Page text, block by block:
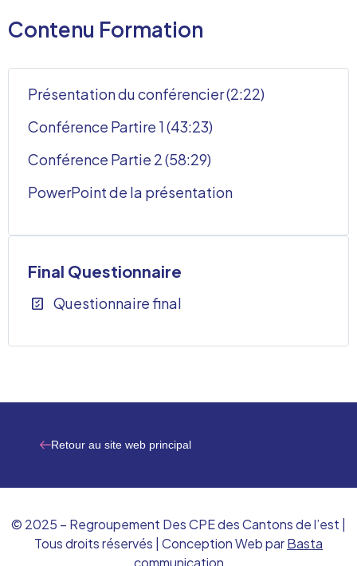
Contenu Formation
Présentation du conférencier (2:22)
Conférence Partire 1 (43:23)
Conférence Partie 2 (58:29)
PowerPoint de la présentation
Final Questionnaire
Questionnaire final
Retour au site web principal
© 2025 – Regroupement Des CPE des Cantons de l’est |
Tous droits réservés | Conception Web parBasta
communication